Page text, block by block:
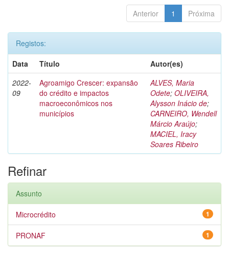
Anterior 1 Próxima
Registos:
Data
Título
Autor(es)
2022-
09
Agroamigo Crescer: expansão
do crédito e impactos
macroeconômicos nos
municípios
ALVES, Maria
Odete; OLIVEIRA,
Alysson Inácio de;
CARNEIRO, Wendell
Márcio Araújo;
MACIEL, Iracy
Soares Ribeiro
Refinar
Assunto
1
Microcrédito
1
PRONAF